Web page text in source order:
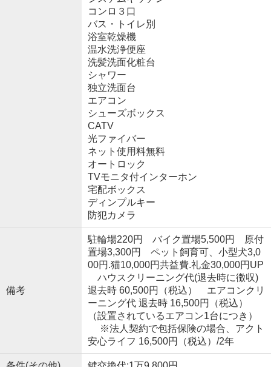
コンロ３口
バス・トイレ別
浴室乾燥機
温水洗浄便座
洗髪洗面化粧台
シャワー
独立洗面台
エアコン
シューズボックス
CATV
光ファイバー
ネット使用料無料
オートロック
TVモニタ付インターホン
宅配ボックス
ディンプルキー
防犯カメラ
備考
駐輪場220円 バイク置場5,500円 原付
置場3,300円 ペット飼育可、小型犬3,0
00円.猫10,000円共益費.礼金30,000円UP
ハウスクリーニング代(退去時に徴収)
退去時 60,500円（税込） エアコンクリ
ーニング代 退去時 16,500円（税込）
（設置されているエアコン1台につき）
※法人契約で包括保険の場合、アクト
安心ライフ 16,500円（税込）/2年